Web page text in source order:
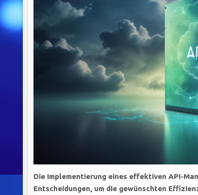
Die Implementierung eines effektiven API-
Entscheidungen, um die gewünschten